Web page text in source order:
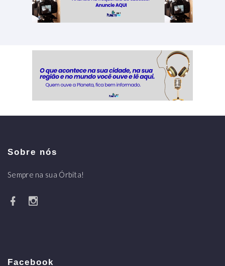
Sobre nós
Sempre na sua Órbita!
Facebook